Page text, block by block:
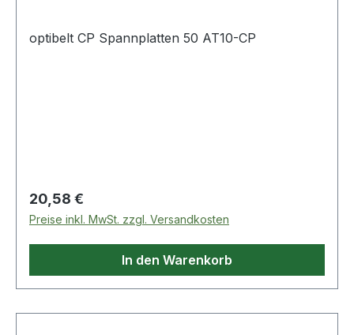
optibelt CP Spannplatten 50 AT10-CP
Regulärer Preis:
20,58 €
Preise inkl. MwSt. zzgl. Versandkosten
In den Warenkorb